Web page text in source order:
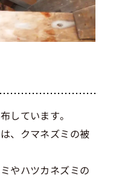
しています。
、クマネズミの被
やハツカネズミの